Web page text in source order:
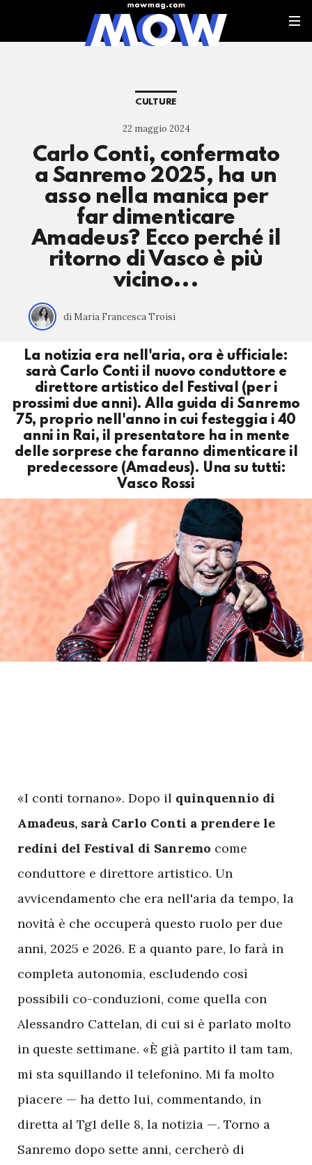
CULTURE
22 maggio 2024
Carlo Conti, confermato
a Sanremo 2025, ha un
asso nella manica per
far dimenticare
Amadeus? Ecco perché il
ritorno di Vasco è più
vicino...
di Maria Francesca Troisi
La notizia era nell'aria, ora è ufficiale:
sarà Carlo Conti il nuovo conduttore e
direttore artistico del Festival (per i
prossimi due anni). Alla guida di Sanremo
75, proprio nell'anno in cui festeggia i 40
anni in Rai, il presentatore ha in mente
delle sorprese che faranno dimenticare il
predecessore (Amadeus). Una su tutti:
Vasco Rossi
«I conti tornano». Dopo il quinquennio di
Amadeus, sarà Carlo Conti a prendere le
redini del Festival di Sanremo come
conduttore e direttore artistico. Un
avvicendamento che era nell'aria da tempo, la
novità è che occuperà questo ruolo per due
anni, 2025 e 2026. E a quanto pare, lo farà in
completa autonomia, escludendo così
possibili co-conduzioni, come quella con
Alessandro Cattelan, di cui si è parlato molto
in queste settimane. «È già partito il tam tam,
mi sta squillando il telefonino. Mi fa molto
piacere — ha detto lui, commentando, in
diretta al Tg1 delle 8, la notizia —. Torno a
Sanremo dopo sette anni, cercherò di